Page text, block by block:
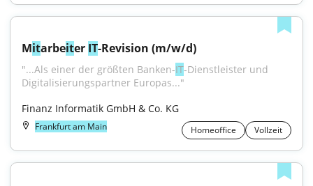
Mitarbeiter IT-Revision (m/w/d)
"...Als einer der größten Banken-IT-Dienstleister und
Digitalisierungspartner Europas..."
Finanz Informatik GmbH & Co. KG
Frankfurt am Main Homeoffice Vollzeit